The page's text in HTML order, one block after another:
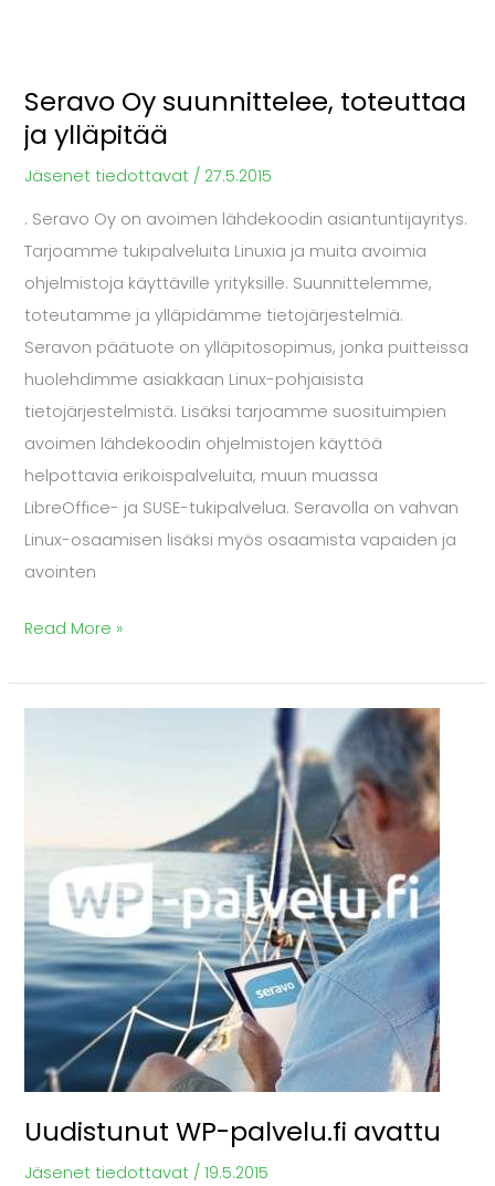
Seravo Oy suunnittelee, toteuttaa
ja ylläpitää
Jäsenet tiedottavat / 27.5.2015
. Seravo Oy on avoimen lähdekoodin asiantuntijayritys.
Tarjoamme tukipalveluita Linuxia ja muita avoimia
ohjelmistoja käyttäville yrityksille. Suunnittelemme,
toteutamme ja ylläpidämme tietojärjestelmiä.
Seravon päätuote on ylläpitosopimus, jonka puitteissa
huolehdimme asiakkaan Linux-pohjaisista
tietojärjestelmistä. Lisäksi tarjoamme suosituimpien
avoimen lähdekoodin ohjelmistojen käyttöä
helpottavia erikoispalveluita, muun muassa
LibreOffice- ja SUSE-tukipalvelua. Seravolla on vahvan
Linux-osaamisen lisäksi myös osaamista vapaiden ja
avointen
Read More »
Uudistunut WP-palvelu.fi avattu
Jäsenet tiedottavat /19.5.2015